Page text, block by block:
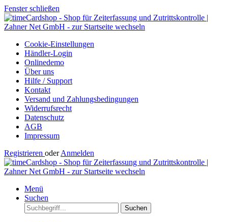
Fenster schließen
Cookie-Einstellungen
Händler-Login
Onlinedemo
Über uns
Hilfe / Support
Kontakt
Versand und Zahlungsbedingungen
Widerrufsrecht
Datenschutz
AGB
Impressum
Registrieren oder Anmelden
Menü
Suchen
Suchen